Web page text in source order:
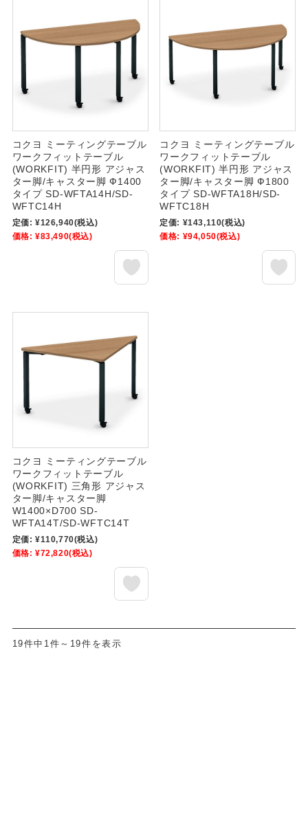
コクヨ ミーティングテーブル
ワークフィットテーブル
(WORKFIT) 半円形 アジャス
ター脚/キャスター脚 Ф1400
タイプ SD-WFTA14H/SD-
WFTC14H
定価: ¥126,940(税込)
価格: ¥83,490(税込)
コクヨ ミーティングテーブル
ワークフィットテーブル
(WORKFIT) 半円形 アジャス
ター脚/キャスター脚 Ф1800
タイプ SD-WFTA18H/SD-
WFTC18H
定価: ¥143,110(税込)
価格: ¥94,050(税込)
コクヨ ミーティングテーブル
ワークフィットテーブル
(WORKFIT) 三角形 アジャス
ター脚/キャスター脚
W1400×D700 SD-
WFTA14T/SD-WFTC14T
定価: ¥110,770(税込)
価格: ¥72,820(税込)
19件中1件～19件を表示